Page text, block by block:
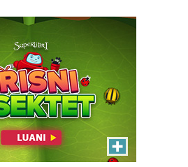
Ndihmoni Gizmon të kthejë
kafshët në arkë.